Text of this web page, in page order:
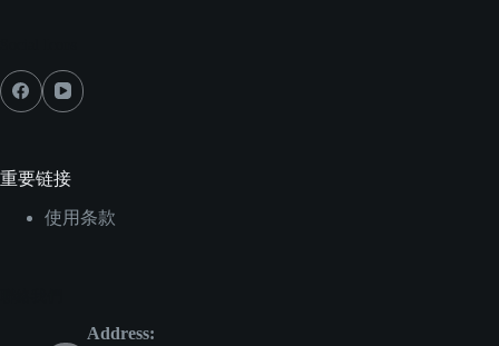
重要链接
使用条款
Address: